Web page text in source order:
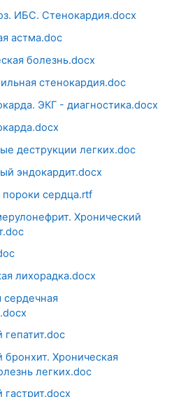
ИБС. Стенокардия.docx
астма.doc
болезнь.docx
стенокардия.doc
ЭКГ - диагностика.docx
деструкции легких.doc
эндокардит.docx
сердца.rtf
Хронический
лихорадка.docx
сердечная
гепатит.doc
бронхит. Хроническая
легких.doc